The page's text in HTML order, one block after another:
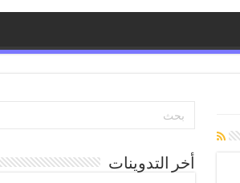
أخر التدوينات